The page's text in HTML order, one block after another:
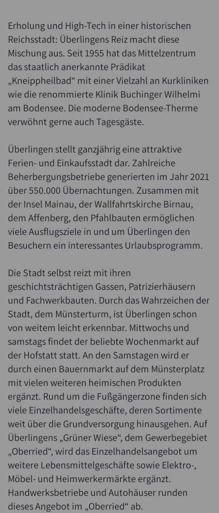
Erholung und High-Tech in einer historischen
Reichsstadt: Überlingens Reiz macht diese
Mischung aus. Seit 1955 hat das Mittelzentrum
das staatlich anerkannte Prädikat
„Kneippheilbad“ mit einer Vielzahl an Kurkliniken
wie die renommierte Klinik Buchinger Wilhelmi
am Bodensee. Die moderne Bodensee-Therme
verwöhnt gerne auch Tagesgäste.
Überlingen stellt ganzjährig eine attraktive
Ferien- und Einkaufsstadt dar. Zahlreiche
Beherbergungsbetriebe generierten im Jahr 2021
über 550.000 Übernachtungen. Zusammen mit
der Insel Mainau, der Wallfahrtskirche Birnau,
dem Affenberg, den Pfahlbauten ermöglichen
viele Ausflugsziele in und um Überlingen den
Besuchern ein interessantes Urlaubsprogramm.
Die Stadt selbst reizt mit ihren
geschichtsträchtigen Gassen, Patrizierhäusern
und Fachwerkbauten. Durch das Wahrzeichen der
Stadt, dem Münsterturm, ist Überlingen schon
von weitem leicht erkennbar. Mittwochs und
samstags findet der beliebte Wochenmarkt auf
der Hofstatt statt. An den Samstagen wird er
durch einen Bauernmarkt auf dem Münsterplatz
mit vielen weiteren heimischen Produkten
ergänzt. Rund um die Fußgängerzone finden sich
viele Einzelhandelsgeschäfte, deren Sortimente
weit über die Grundversorgung hinausgehen. Auf
Überlingens „Grüner Wiese“, dem Gewerbegebiet
„Oberried“, wird das Einzelhandelsangebot um
weitere Lebensmittelgeschäfte sowie Elektro-,
Möbel- und Heimwerkermärkte ergänzt.
Handwerksbetriebe und Autohäuser runden
dieses Angebot im „Oberried“ ab.